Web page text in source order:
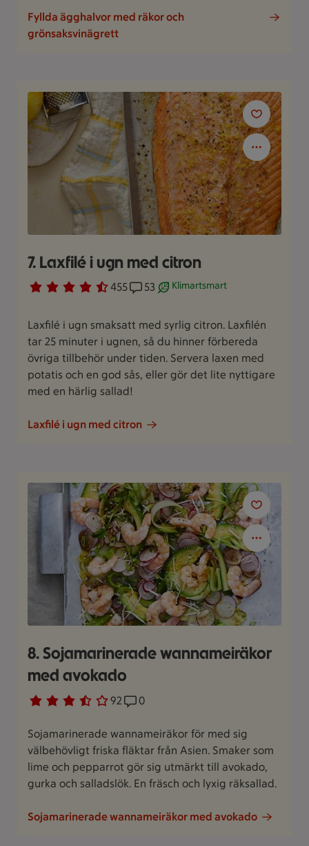
Fyllda ägghalvor med räkor och
grönsaksvinägrett
7. Laxfilé i ugn med citron
Betyg 4.3 av 5. 455
455 personer har röstatReceptet har 53 kommentarer
53 Receptet är ett klimartsmart
Klimartsmart
Laxfilé i ugn smaksatt med syrlig citron. Laxfilén
tar 25 minuter i ugnen, så du hinner förbereda
övriga tillbehör under tiden. Servera laxen med
potatis och en god sås, eller gör det lite nyttigare
med en härlig sallad!
Laxfilé i ugn med citron
8. Sojamarinerade wannameiräkor
med avokado
Betyg 3.3 av 5. 92
92 personer har röstatReceptet har 0 kommentarer
0
Sojamarinerade wannameiräkor för med sig
välbehövligt friska fläktar från Asien. Smaker som
lime och pepparrot gör sig utmärkt till avokado,
gurka och salladslök. En fräsch och lyxig räksallad.
Sojamarinerade wannameiräkor med avokado